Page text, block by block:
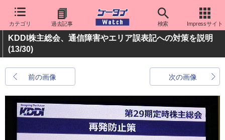
カテゴリ 過去記事 検索 Impressサイト
KDDI株主総会、通信障害やエリア誤表記への対策を説明
(13/30)
前の画像 次の画像